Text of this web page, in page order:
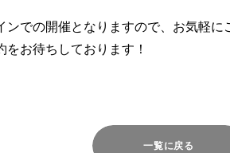
ンでの開催となりますので、お気軽に
をお待ちしております！
一覧に戻る